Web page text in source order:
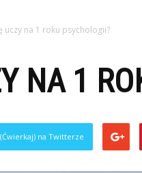
uczy na 1 roku psychologii?
NA 1
na Twitterze